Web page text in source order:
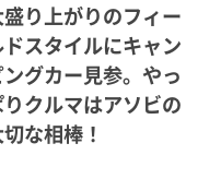
盛り上がりのフィー
ドスタイルにキャン
ングカー見参。やっ
りクルマはアソビの
な相棒！